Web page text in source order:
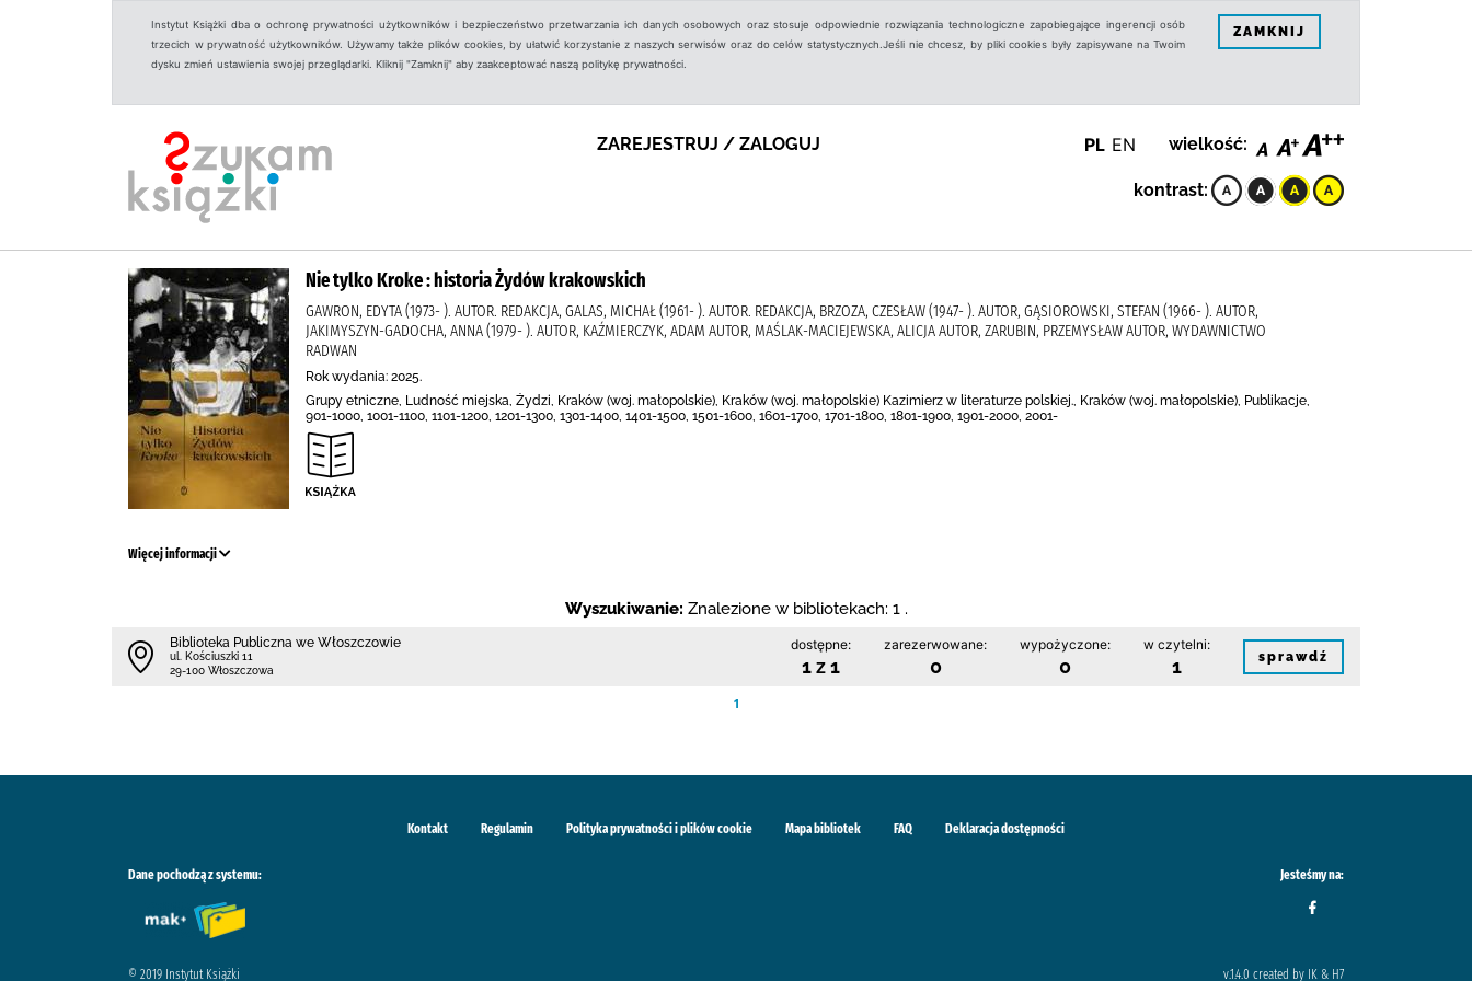
Instytut Książki dba o ochronę prywatności użytkowników i bezpieczeństwo przetwarzania ich danych osobowych oraz stosuje odpowiednie rozwiązania technologiczne zapobiegające ingerencji osób
trzecich w prywatność użytkowników. Używamy także plików cookies, by ułatwić korzystanie z naszych serwisów oraz do celów statystycznych.Jeśli nie chcesz, by pliki cookies były zapisywane na Twoim
dysku zmień ustawienia swojej przeglądarki. Kliknij "Zamknij" aby zaakceptować naszą politykę prywatności.
ZAMKNIJ
ZAREJESTRUJ / ZALOGUJ PL EN wielkość:
kontrast:
Nie tylko Kroke : historia Żydów krakowskich
GAWRON, EDYTA (1973- ). AUTOR. REDAKCJA, GALAS, MICHAŁ (1961- ). AUTOR. REDAKCJA, BRZOZA, CZESŁAW (1947- ). AUTOR, GĄSIOROWSKI, STEFAN (1966- ). AUTOR,
JAKIMYSZYN-GADOCHA, ANNA (1979- ). AUTOR, KAŹMIERCZYK, ADAM AUTOR, MAŚLAK-MACIEJEWSKA, ALICJA AUTOR, ZARUBIN, PRZEMYSŁAW AUTOR, WYDAWNICTWO
RADWAN
Rok wydania: 2025.
Grupy etniczne, Ludność miejska, Żydzi, Kraków (woj. małopolskie), Kraków (woj. małopolskie) Kazimierz w literaturze polskiej., Kraków (woj. małopolskie), Publikacje,
901-1000, 1001-1100, 1101-1200, 1201-1300, 1301-1400, 1401-1500, 1501-1600, 1601-1700, 1701-1800, 1801-1900, 1901-2000, 2001-
Więcej informacji
Wyszukiwanie: Znalezione w bibliotekach: 1 .
Biblioteka Publiczna we Włoszczowie
ul. Kościuszki 11
29-100 Włoszczowa
dostępne:
1 z 1
zarezerwowane:
0
wypożyczone:
0
w czytelni:
1 sprawdź
1
Kontakt Regulamin Polityka prywatności i plików cookie Mapa bibliotek FAQ Deklaracja dostępności
Dane pochodzą z systemu: Jesteśmy na:
© 2019 Instytut Książki v.1.4.0 created by IK & H7